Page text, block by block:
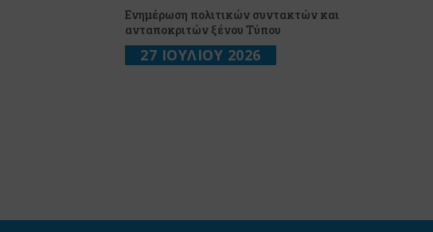
Ενημέρωση πολιτικών συντακτών και
ανταποκριτών ξένου Τύπου
27 ΙΟΥΛΙΟΥ 2026